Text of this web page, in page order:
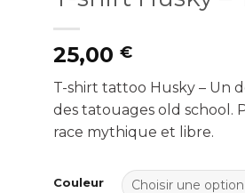
25,00 €
T-shirt tattoo Husky – Un
des tatouages old school.
race mythique et libre.
Couleur